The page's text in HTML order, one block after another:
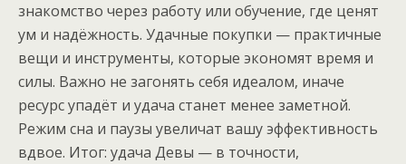
знакомство через работу или обучение, где ценят
ум и надёжность. Удачные покупки — практичные
вещи и инструменты, которые экономят время и
силы. Важно не загонять себя идеалом, иначе
ресурс упадёт и удача станет менее заметной.
Режим сна и паузы увеличат вашу эффективность
вдвое. Итог: удача Девы — в точности,